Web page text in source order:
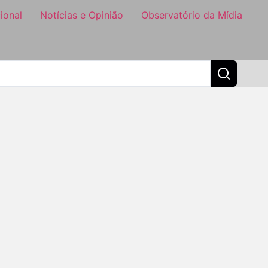
Notícias e Opinião Observatório da Mídia